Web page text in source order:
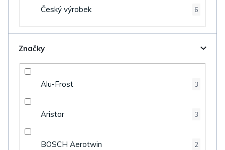
Český výrobek 6
Značky
Alu-Frost 3
Aristar 3
BOSCH Aerotwin 2